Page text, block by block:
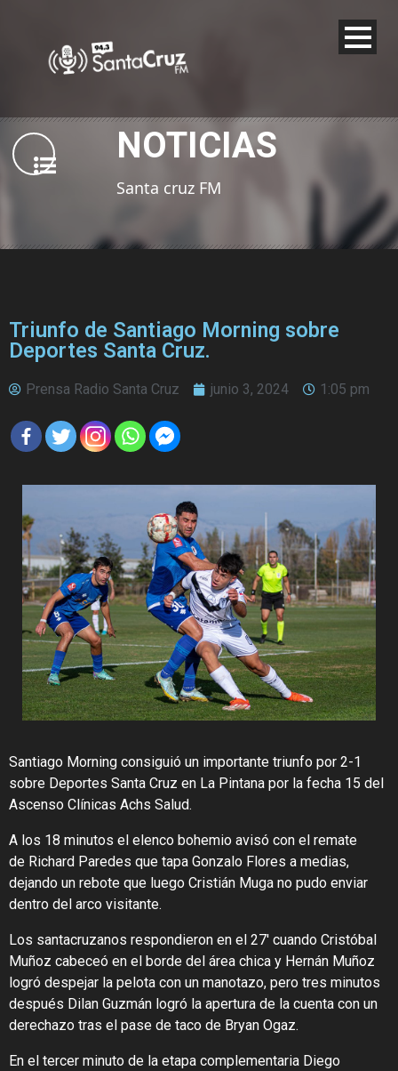
NOTICIAS
Santa cruz FM
Triunfo de Santiago Morning sobre
Deportes Santa Cruz.
Prensa Radio Santa Cruz junio 3, 2024 1:05 pm
Santiago Morning consiguió un importante triunfo por 2-1
sobre Deportes Santa Cruz en La Pintana por la fecha 15 del
Ascenso Clínicas Achs Salud.
A los 18 minutos el elenco bohemio avisó con el remate
de Richard Paredes que tapa Gonzalo Flores a medias,
dejando un rebote que luego Cristián Muga no pudo enviar
dentro del arco visitante.
Los santacruzanos respondieron en el 27′ cuando Cristóbal
Muñoz cabeceó en el borde del área chica y Hernán Muñoz
logró despejar la pelota con un manotazo, pero tres minutos
después Dilan Guzmán logró la apertura de la cuenta con un
derechazo tras el pase de taco de Bryan Ogaz.
En el tercer minuto de la etapa complementaria Diego